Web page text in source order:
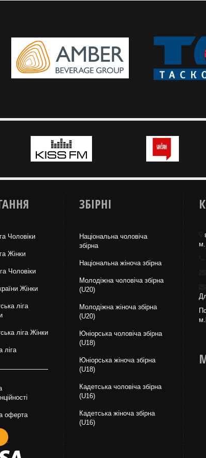
Чоловіки
Жінки
Чоловіки
Жінки
ліга
ліга Жінки
ліга
оферта
ЗБІРНІ
Національна чоловіча
збірна
Національна жiноча збірна
Молодіжна чоловіча збірна
(U20)
Молодіжна жіноча збірна
(U20)
Юніорська чоловіча збірна
(U18)
Юніорська жіноча збірна
(U18)
Кадетська чоловіча збірна
(U16)
Кадетська жіноча збірна
(U16)
м.